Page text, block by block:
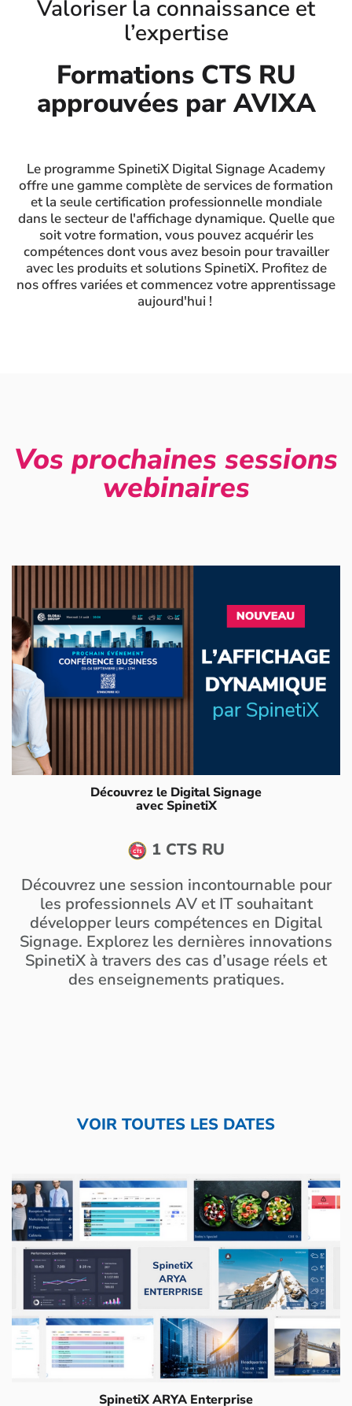
Valoriser la connaissance et
l’expertise
Formations CTS RU
approuvées par AVIXA
Le programme SpinetiX Digital Signage Academy
offre une gamme complète de services de formation
et la seule certification professionnelle mondiale
dans le secteur de l'affichage dynamique. Quelle que
soit votre formation, vous pouvez acquérir les
compétences dont vous avez besoin pour travailler
avec les produits et solutions SpinetiX. Profitez de
nos offres variées et commencez votre apprentissage
aujourd'hui !
Vos prochaines sessions
webinaires
Découvrez le Digital Signage
avec SpinetiX
1 CTS RU
Découvrez une session incontournable pour
les professionnels AV et IT souhaitant
développer leurs compétences en Digital
Signage. Explorez les dernières innovations
SpinetiX à travers des cas d’usage réels et
des enseignements pratiques.
VOIR TOUTES LES DATES
SpinetiX ARYA Enterprise